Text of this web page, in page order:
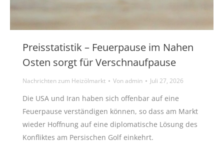
Preisstatistik – Feuerpause im Nahen
Osten sorgt für Verschnaufpause
Nachrichten zum Heizölmarkt Vonadmin Juli 27, 2026
Die USA und Iran haben sich offenbar auf eine
Feuerpause verständigen können, so dass am Markt
wieder Hoffnung auf eine diplomatische Lösung des
Konfliktes am Persischen Golf einkehrt.